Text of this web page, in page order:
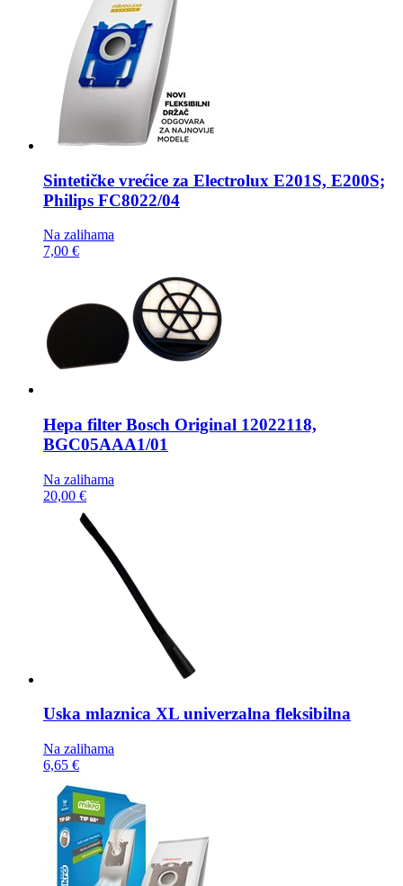
Sintetičke vrećice za Electrolux E201S, E200S;
Philips FC8022/04
Na zalihama
7,00 €
Hepa filter Bosch Original 12022118,
BGC05AAA1/01
Na zalihama
20,00 €
Uska mlaznica XL univerzalna fleksibilna
Na zalihama
6,65 €